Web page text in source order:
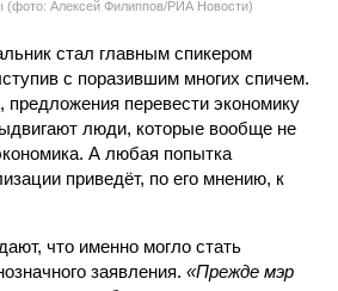
Алексей Филиппов/РИА Новости)
стал главным спикером
с поразившим многих спичем.
предложения перевести экономику
люди, которые вообще не
А любая попытка
приведёт, по его мнению, к
что именно могло стать
заявления. «Прежде мэр